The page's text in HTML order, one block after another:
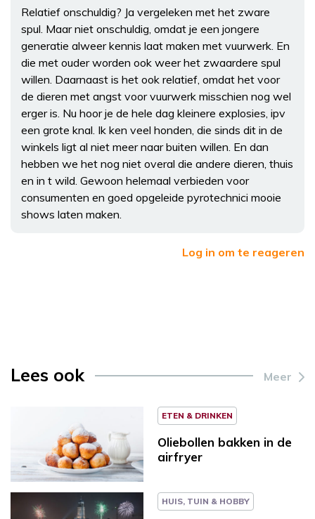
Relatief onschuldig? Ja vergeleken met het zware
spul. Maar niet onschuldig, omdat je een jongere
generatie alweer kennis laat maken met vuurwerk. En
die met ouder worden ook weer het zwaardere spul
willen. Daarnaast is het ook relatief, omdat het voor
de dieren met angst voor vuurwerk misschien nog wel
erger is. Nu hoor je de hele dag kleinere explosies, ipv
een grote knal. Ik ken veel honden, die sinds dit in de
winkels ligt al niet meer naar buiten willen. En dan
hebben we het nog niet overal die andere dieren, thuis
en in t wild. Gewoon helemaal verbieden voor
consumenten en goed opgeleide pyrotechnici mooie
shows laten maken.
Log in om te reageren
Lees ook Meer
ETEN & DRINKEN
Oliebollen bakken in de
airfryer
HUIS, TUIN & HOBBY